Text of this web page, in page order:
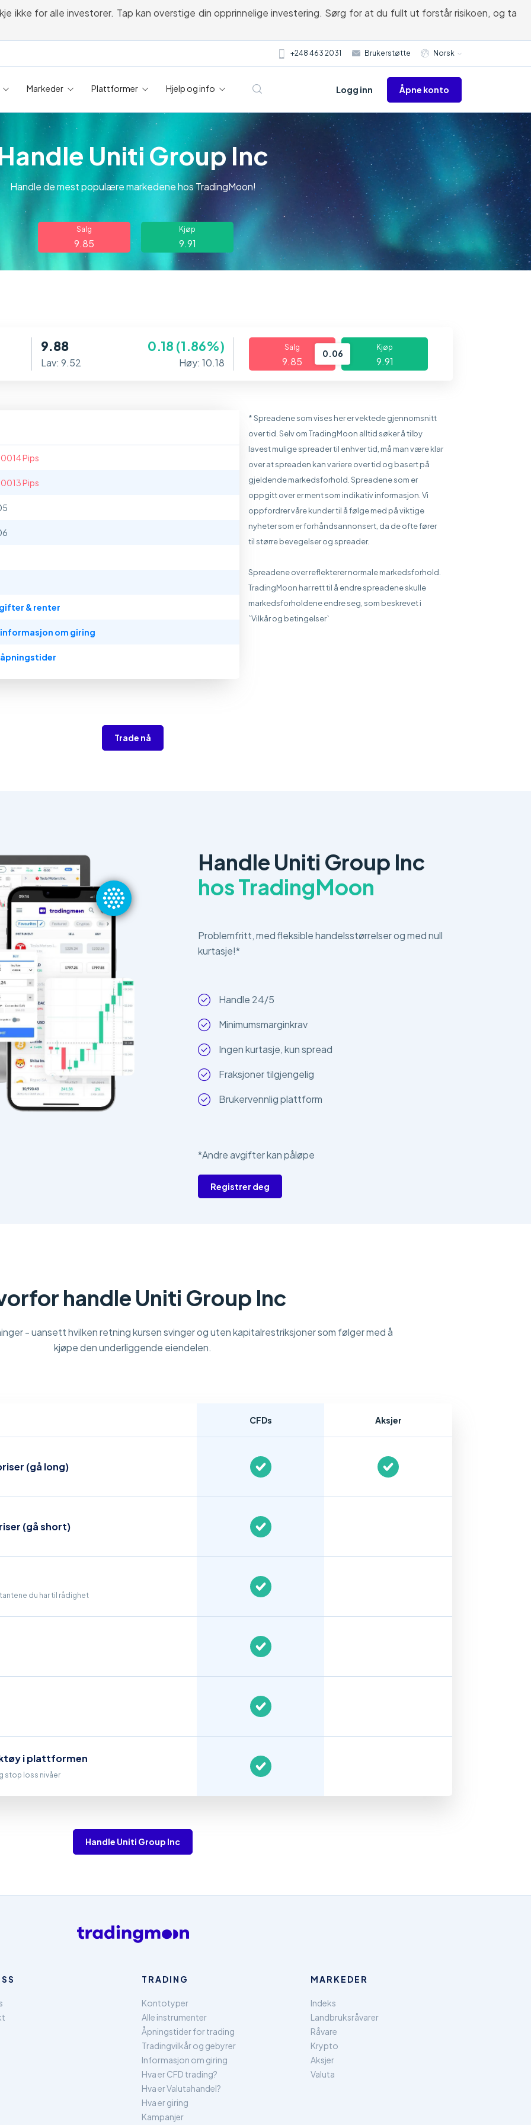
ikke for alle investorer. Tap kan overstige din opprinnelige investering. Sørg for at du fullt ut forstår risikoen, og ta
+248 463 2031 Brukerstøtte Norsk
Markeder Plattformer Hjelp og info Logg inn Åpne konto
Uniti Group Inc
Handle de mest populære markedene hos TradingMoon!
Salg
9.85
Kjøp
9.91
9.88 0.18 (1.86%)
Lav: 9.52 Høy: 10.18
Salg
9.85
0.06
Kjøp
9.91
Pips
Pips
& renter
informasjon om giring
åpningstider
* Spreadene som vises her er vektede gjennomsnitt
over tid. Selv om TradingMoon alltid søker å tilby
lavest mulige spreader til enhver tid, må man være klar
over at spreaden kan variere over tid og basert på
gjeldende markedsforhold. Spreadene som er
oppgitt over er ment som indikativ informasjon. Vi
oppfordrer våre kunder til å følge med på viktige
nyheter som er forhåndsannonsert, da de ofte fører
til større bevegelser og spreader.
Spreadene over reflekterer normale markedsforhold.
TradingMoon har rett til å endre spreadene skulle
markedsforholdene endre seg, som beskrevet i
`Vilkår og betingelser`
Trade nå
Handle Uniti Group Inc
hos TradingMoon
Problemfritt, med fleksible handelsstørrelser og med null
kurtasje!*
Handle 24/5
Minimumsmarginkrav
Ingen kurtasje, kun spread
Fraksjoner tilgjengelig
Brukervennlig plattform
*Andre avgifter kan påløpe
Registrer deg
handle Uniti Group Inc
- uansett hvilken retning kursen svinger og uten kapitalrestriksjoner som følger med å
kjøpe den underliggende eiendelen.
CFDs Aksjer
(gå long)
(gå short)
du har til rådighet
i plattformen
stop loss nivåer
Handle Uniti Group Inc
TRADING
Kontotyper
Alle instrumenter
Åpningstider for trading
Tradingvilkår og gebyrer
Informasjon om giring
Hva er CFD trading?
Hva er Valutahandel?
Hva er giring
Kampanjer
MARKEDER
Indeks
Landbruksråvarer
Råvare
Krypto
Aksjer
Valuta